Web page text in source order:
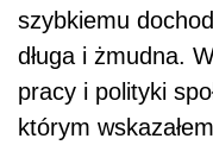
szybkiemu
długa i żmudna.
pracy i polityki
którym